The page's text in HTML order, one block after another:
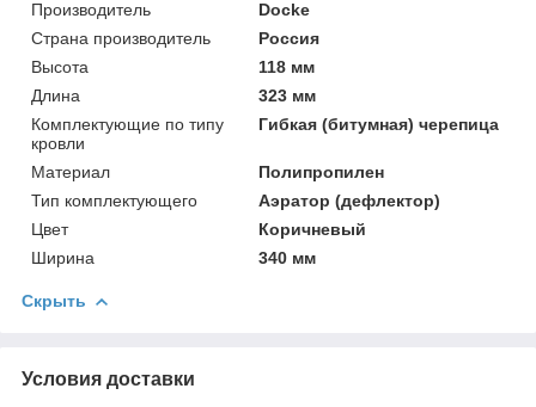
Производитель
Docke
Страна производитель
Россия
Высота
118 мм
Длина
323 мм
Комплектующие по типу
кровли
Гибкая (битумная) черепица
Материал
Полипропилен
Тип комплектующего
Аэратор (дефлектор)
Цвет
Коричневый
Ширина
340 мм
Скрыть
Условия доставки